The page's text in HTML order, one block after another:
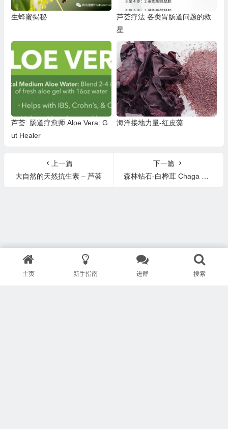
生蜂蜜揭秘
芦荟疗法 各类胃肠道问题的救
星
芦荟: 肠道疗愈师 Aloe Vera: G
ut Healer
海洋接地力量-红皮藻
上一篇
大自然的天然抗生素 – 芦荟
下一篇
森林钻石-白桦茸 Chaga Mushroom
主页 新手指南 进群 搜索